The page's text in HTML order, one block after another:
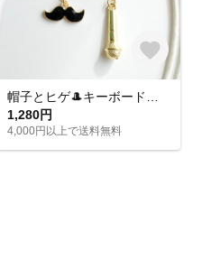
1,280円
4,000円以上で送料無料